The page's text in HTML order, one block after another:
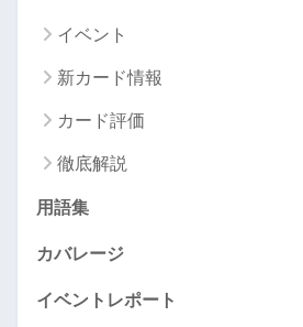
イベント
新カード情報
カード評価
徹底解説
用語集
カバレージ
イベントレポート